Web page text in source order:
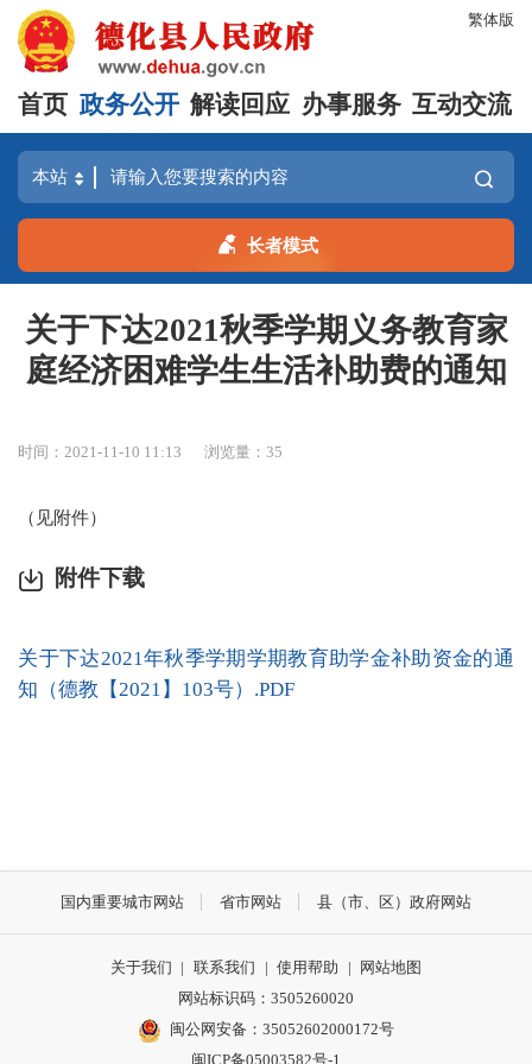
繁体版
首页 政务公开 解读回应 办事服务 互动交流
长者模式
关于下达2021秋季学期义务教育家
庭经济困难学生生活补助费的通知
时间：2021-11-10 11:13 浏览量：35
（见附件）
附件下载
关于下达2021年秋季学期学期教育助学金补助资金的通
知（德教【2021】103号）.PDF
国内重要城市网站 省市网站 县（市、区）政府网站
关于我们 | 联系我们 | 使用帮助 |
网站地图
网站标识码：3505260020
闽公网安备：35052602000172号
闽ICP备05003582号-1